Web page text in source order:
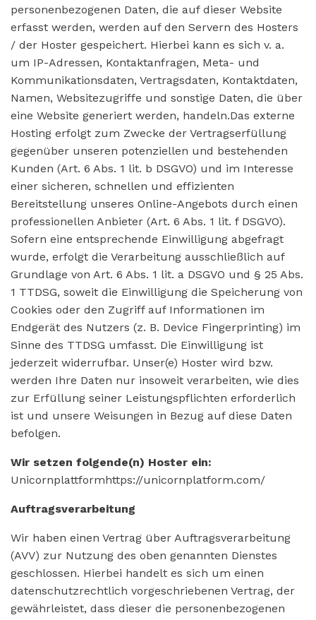
personenbezogenen Daten, die auf dieser Website
erfasst werden, werden auf den Servern des Hosters
/ der Hoster gespeichert. Hierbei kann es sich v. a.
um IP-Adressen, Kontaktanfragen, Meta- und
Kommunikationsdaten, Vertragsdaten, Kontaktdaten,
Namen, Websitezugriffe und sonstige Daten, die über
eine Website generiert werden, handeln.Das externe
Hosting erfolgt zum Zwecke der Vertragserfüllung
gegenüber unseren potenziellen und bestehenden
Kunden (Art. 6 Abs. 1 lit. b DSGVO) und im Interesse
einer sicheren, schnellen und effizienten
Bereitstellung unseres Online-Angebots durch einen
professionellen Anbieter (Art. 6 Abs. 1 lit. f DSGVO).
Sofern eine entsprechende Einwilligung abgefragt
wurde, erfolgt die Verarbeitung ausschließlich auf
Grundlage von Art. 6 Abs. 1 lit. a DSGVO und § 25 Abs.
1 TTDSG, soweit die Einwilligung die Speicherung von
Cookies oder den Zugriff auf Informationen im
Endgerät des Nutzers (z. B. Device Fingerprinting) im
Sinne des TTDSG umfasst. Die Einwilligung ist
jederzeit widerrufbar. Unser(e) Hoster wird bzw.
werden Ihre Daten nur insoweit verarbeiten, wie dies
zur Erfüllung seiner Leistungspflichten erforderlich
ist und unsere Weisungen in Bezug auf diese Daten
befolgen.
Wir setzen folgende(n) Hoster ein:
Unicornplattformhttps://unicornplatform.com/
Auftragsverarbeitung
Wir haben einen Vertrag über Auftragsverarbeitung
(AVV) zur Nutzung des oben genannten Dienstes
geschlossen. Hierbei handelt es sich um einen
datenschutzrechtlich vorgeschriebenen Vertrag, der
gewährleistet, dass dieser die personenbezogenen